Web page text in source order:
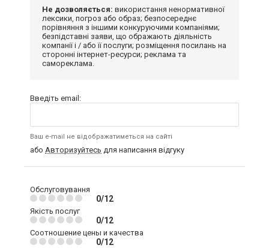
Не дозволяється: використання ненормативної
лексики, погроз або образ; безпосереднє
порівняння з іншими конкуруючими компаніями;
безпідставні заяви, що ображають діяльність
компанії і / або її послуги; розміщення посилань на
сторонні інтернет-ресурси; реклама та
самореклама.
Введіть email:
Ваш e-mail не відображатиметься на сайті
або Авторизуйтесь для написання відгуку
Обслуговування
0/12
Якість послуг
0/12
Соотношение цены и качества
0/12